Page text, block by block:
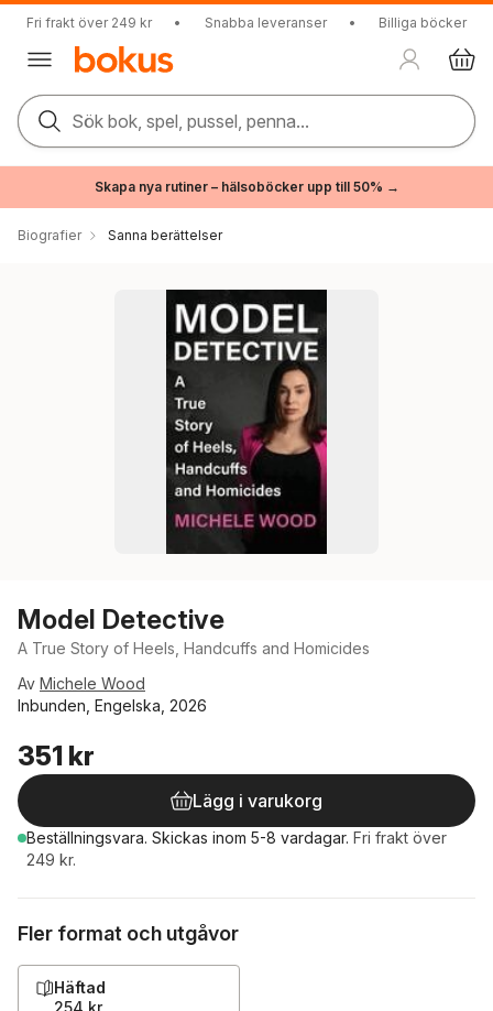
Fri frakt över 249 kr • Snabba leveranser • Billiga böcker
Sök bok, spel, pussel, penna...
Skapa nya rutiner – hälsoböcker upp till 50% →
Biografier Sanna berättelser
Model Detective
A True Story of Heels, Handcuffs and Homicides
Av Michele Wood
Inbunden, Engelska, 2026
351 kr
Lägg i varukorg
Beställningsvara. Skickas inom 5-8 vardagar. Fri frakt över
249 kr.
Fler format och utgåvor
Häftad
254 kr